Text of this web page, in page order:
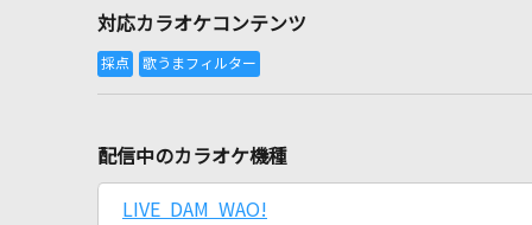
対応カラオケコンテンツ
配信中のカラオケ機種
LIVE DAM WAO!